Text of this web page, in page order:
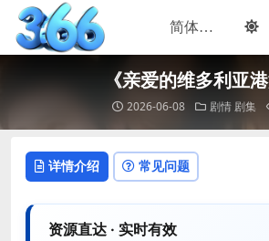
《亲爱的维多利亚港
2026-06-08 剧情 剧集
详情介绍 常见问题
资源直达 · 实时有效